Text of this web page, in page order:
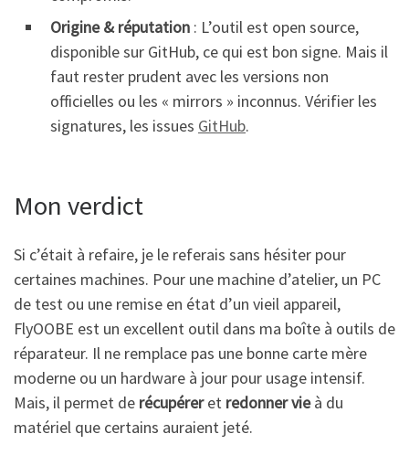
Origine & réputation : L’outil est open source,
disponible sur GitHub, ce qui est bon signe. Mais il
faut rester prudent avec les versions non
officielles ou les « mirrors » inconnus. Vérifier les
signatures, les issues GitHub.
Mon verdict
Si c’était à refaire, je le referais sans hésiter pour
certaines machines. Pour une machine d’atelier, un PC
de test ou une remise en état d’un vieil appareil,
FlyOOBE est un excellent outil dans ma boîte à outils de
réparateur. Il ne remplace pas une bonne carte mère
moderne ou un hardware à jour pour usage intensif.
Mais, il permet de récupéreret redonner vieà du
matériel que certains auraient jeté.